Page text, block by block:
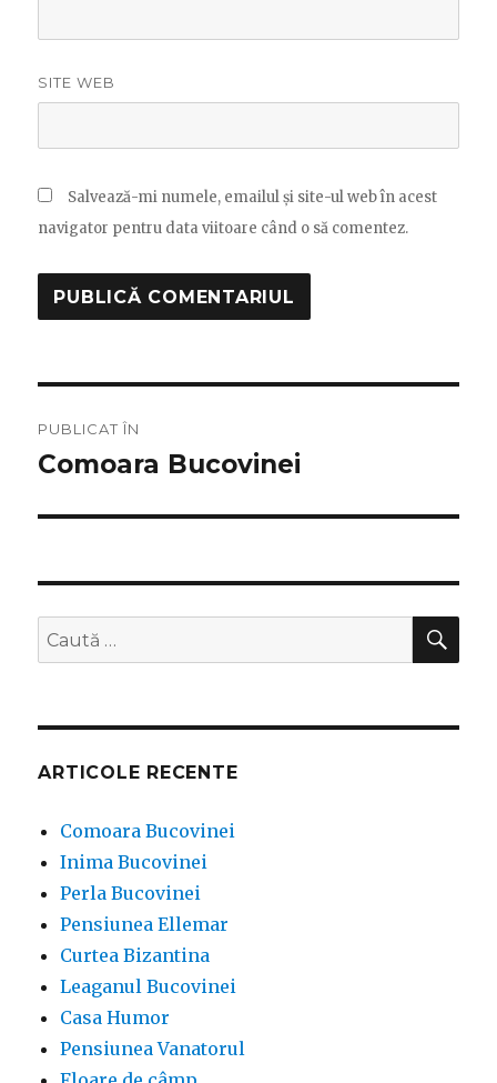
SITE WEB
Salvează-mi numele, emailul și site-ul web în acest
navigator pentru data viitoare când o să comentez.
în
PUBLICAT ÎN
Comoara Bucovinei
Caută
după:
ARTICOLE RECENTE
Comoara Bucovinei
Inima Bucovinei
Perla Bucovinei
Pensiunea Ellemar
Curtea Bizantina
Leaganul Bucovinei
Casa Humor
Pensiunea Vanatorul